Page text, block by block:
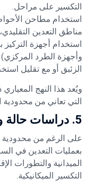
التكسير على مراحل.
مناطق التعدين
استخدام أجهزة
وأجهزة الطرد
الزئبق أو مع تقليل
ويُعد هذا النهج
التي تعاني من محدودية
5. دراسات حالة وأمثلة من الواقع
على الرغم من محدودية
بعمليات التعدين في
الميدانية والتطورات
التكسير الميكانيكية.